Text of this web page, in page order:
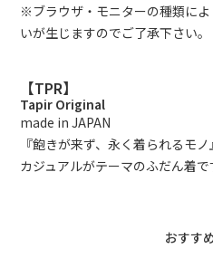
※ブラウザ・モニターの種類に
いが生じますのでご了承下さい。
【TPR】
Tapir Original
made in JAPAN
『飽きが来ず、永く着られるモ
カジュアルがテーマのふだん着で
おすす